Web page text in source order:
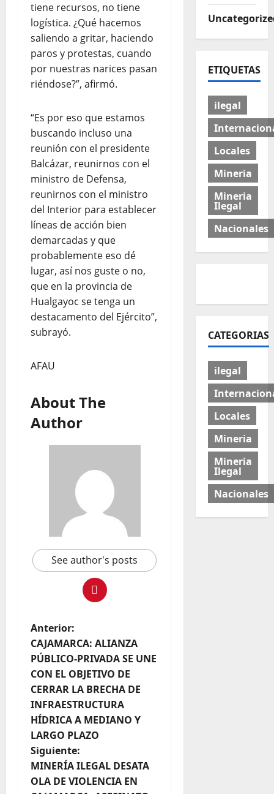
tiene recursos, no tiene
logística. ¿Qué hacemos
saliendo a gritar, haciendo
paros y protestas, cuando
por nuestras narices pasan
riéndose?”, afirmó.
“Es por eso que estamos
buscando incluso una
reunión con el presidente
Balcázar, reunirnos con el
ministro de Defensa,
reunirnos con el ministro
del Interior para establecer
líneas de acción bien
demarcadas y que
probablemente eso dé
lugar, así nos guste o no,
que en la provincia de
Hualgayoc se tenga un
destacamento del Ejército”,
subrayó.
AFAU
About The
Author
See author's posts
Anterior:
CAJAMARCA: ALIANZA
PÚBLICO-PRIVADA SE UNE
CON EL OBJETIVO DE
CERRAR LA BRECHA DE
INFRAESTRUCTURA
HÍDRICA A MEDIANO Y
LARGO PLAZO
Siguiente:
MINERÍA ILEGAL DESATA
OLA DE VIOLENCIA EN
ETIQUETAS
ilegal
Locales
Mineria
Mineria
Ilegal
Nacionales
CATEGORIAS
ilegal
Locales
Mineria
Mineria
Ilegal
Nacionales